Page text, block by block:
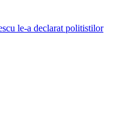
le-a declarat politistilor